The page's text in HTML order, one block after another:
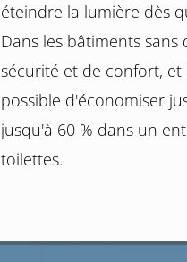
éteindre la lumière dès
Dans les bâtiments
sécurité et de confort, et
possible d'économiser
jusqu'à 60 % dans un
toilettes.